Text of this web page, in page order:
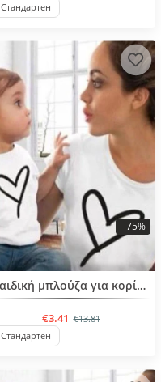
Стандартен
BESTSELLERΠαιδική μπλούζα για κορίτσια με στάμπα
€3.41 €13.81
- 75%
Стандартен